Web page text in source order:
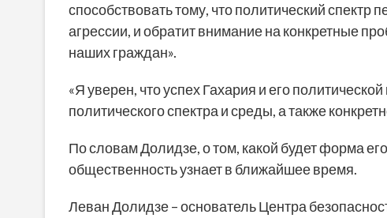
способствовать тому, что политический спектр
агрессии, и обратит внимание на конкретные
наших граждан».
«Я уверен, что успех Гахария и его
политического спектра и среды, а также
По словам Долидзе, о том, какой будет форма
общественность узнает в ближайшее время.
Леван Долидзе – основатель Центра